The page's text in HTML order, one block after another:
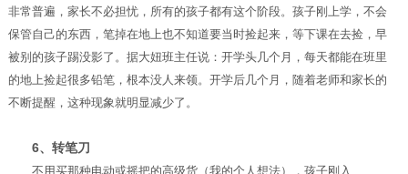
非常普遍，家长不必担忧，所有的孩子都有这个阶段。孩子刚上学，不会
保管自己的东西，笔掉在地上也不知道要当时捡起来，等下课在去捡，早
被别的孩子踢没影了。据大妞班主任说：开学头几个月，每天都能在班里
的地上捡起很多铅笔，根本没人来领。开学后几个月，随着老师和家长的
不断提醒，这种现象就明显减少了。
6、转笔刀
不用买那种电动或摇把的高级货（我的个人想法），孩子刚入